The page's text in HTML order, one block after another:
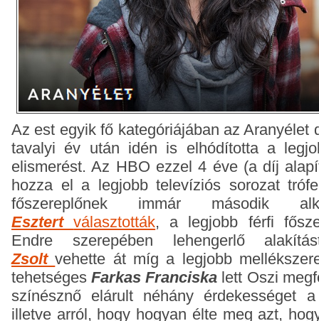
Az est egyik fő kategóriájában az Aranyélet
tavalyi év után idén is elhódította a
elismerést. Az HBO ezzel 4 éve (a díj
hozza el a legjobb televíziós sorozat
főszereplőnek immár második
Esztertválasztották, a legjobb férfi
Endre szerepében lehengerlő
Zsolt vehette át míg a legjobb
tehetségesFarkas Franciska lett Oszi
színésznő elárult néhány érdekességet
illetve arról, hogy hogyan élte meg azt,